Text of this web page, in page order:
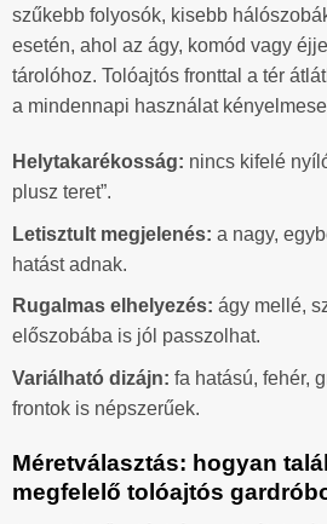
szűkebb folyosók, kisebb
esetén, ahol az ágy, komód vagy
tárolóhoz. Tolóajtós fronttal a tér
a mindennapi használat
Helytakarékosság: nincs kifelé
plusz teret”.
Letisztult megjelenés: a nagy,
hatást adnak.
Rugalmas elhelyezés: ágy mellé,
előszobába is jól passzolhat.
Variálható dizájn: fa hatású, fehér,
frontok is népszerűek.
Méretválasztás: hogyan
megfelelő tolóajtós